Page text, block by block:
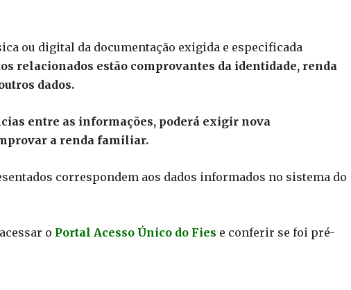
ou digital da documentação exigida e especificada
relacionados estão comprovantes da identidade, renda
dados.
entre as informações, poderá exigir nova
a renda familiar.
correspondem aos dados informados no sistema do
o Portal Acesso Único do Fies e conferir se foi pré-